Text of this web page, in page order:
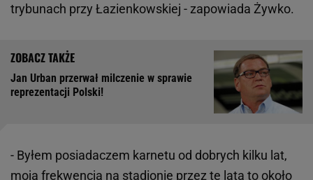
trybunach przy Łazienkowskiej - zapowiada Żywko.
Jan Urban przerwał milczenie w sprawie
reprezentacji Polski!
- Byłem posiadaczem karnetu od dobrych kilku lat,
moja frekwencja na stadionie przez te lata to około